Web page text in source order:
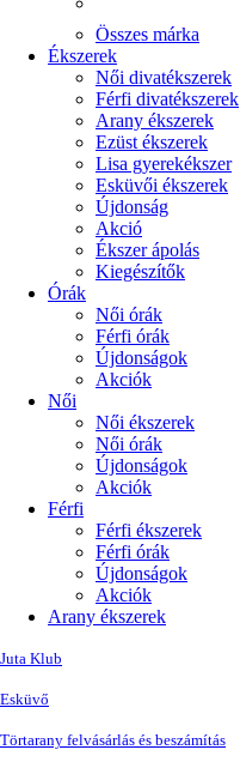
Összes márka
Ékszerek
Női divatékszerek
Férfi divatékszerek
Arany ékszerek
Ezüst ékszerek
Lisa gyerekékszer
Esküvői ékszerek
Újdonság
Akció
Ékszer ápolás
Kiegészítők
Órák
Női órák
Férfi órák
Újdonságok
Akciók
Női
Női ékszerek
Női órák
Újdonságok
Akciók
Férfi
Férfi ékszerek
Férfi órák
Újdonságok
Akciók
Arany ékszerek
Juta Klub
Esküvő
Törtarany felvásárlás és beszámítás